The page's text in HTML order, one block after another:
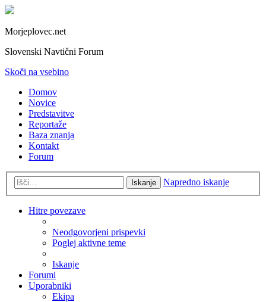
Morjeplovec.net
Slovenski Navtični Forum
Skoči na vsebino
Domov
Novice
Predstavitve
Reportaže
Baza znanja
Kontakt
Forum
Iskanje Napredno iskanje
Hitre povezave
Neodgovorjeni prispevki
Poglej aktivne teme
Iskanje
Forumi
Uporabniki
Ekipa